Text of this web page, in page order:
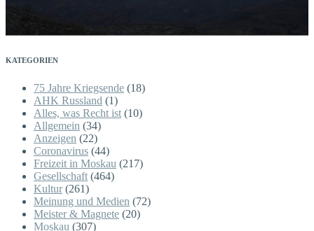
KATEGORIEN
75 Jahre Kriegsende (18)
AHK Russland (1)
Alles, was Recht ist (10)
Allgemein (34)
Anzeigen (22)
Coronavirus (44)
Freizeit in Moskau (217)
Gesellschaft (464)
Kultur(261)
Meinung und Medien (72)
Meister & Magnete (20)
Moskau (307)